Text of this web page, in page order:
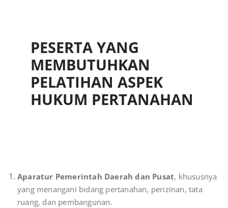
PESERTA YANG
MEMBUTUHKAN
PELATIHAN ASPEK
HUKUM PERTANAHAN
Aparatur Pemerintah Daerah dan Pusat, khususnya
yang menangani bidang pertanahan, perizinan, tata
ruang, dan pembangunan.